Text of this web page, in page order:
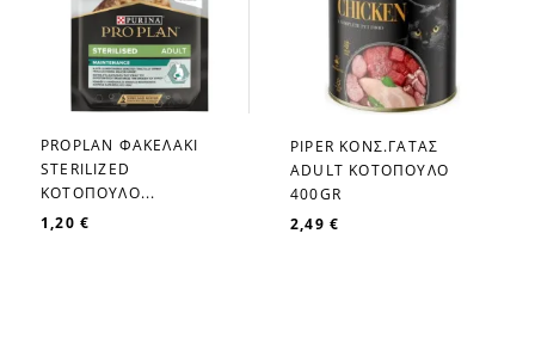
favorite_border
PROPLAN ΦΑΚΕΛΑΚΙ
STERILIZED
ΚΟΤΟΠΟΥΛΟ...
1,20 €
favorite_border
PIPER ΚΟΝΣ.ΓΑΤΑΣ
ADULT ΚΟΤΟΠΟΥΛΟ
400GR
2,49 €